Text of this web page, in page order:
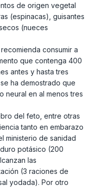
de origen vegetal
(espinacas), guisantes
(nueces
consumir a
que contenga 400
antes y hasta tres
ha demostrado que
en al menos tres
del feto, entre otras
tanto en embarazo
ministerio de sanidad
potásico (200
las
(3 raciones de
yodada). Por otro